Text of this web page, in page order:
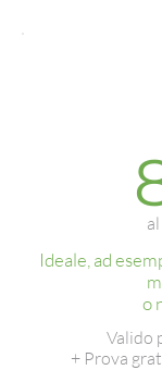
Ideale, ad
o
Valido
+ Prova